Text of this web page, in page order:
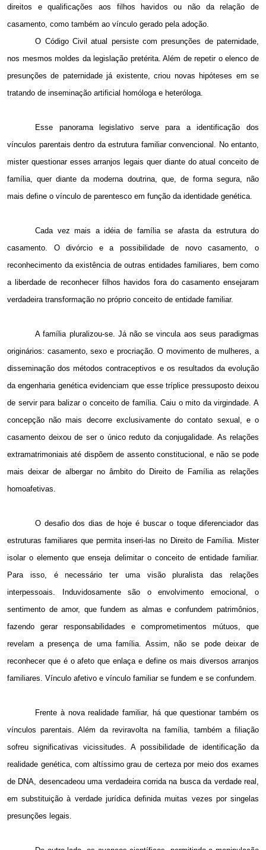
direitos e qualificações aos filhos havidos ou não da relação de
casamento, como também ao vínculo gerado pela adoção.
O Código Civil atual persiste com presunções de paternidade,
nos mesmos moldes da legislação pretérita. Além de repetir o elenco de
presunções de paternidade já existente, criou novas hipóteses em se
tratando de inseminação artificial homóloga e heteróloga.
Esse panorama legislativo serve para a identificação dos
vínculos parentais dentro da estrutura familiar convencional. No entanto,
mister questionar esses arranjos legais quer diante do atual conceito de
família, quer diante da moderna doutrina, que, de forma segura, não
mais define o vínculo de parentesco em função da identidade genética.
Cada vez mais a idéia de família se afasta da estrutura do
casamento. O divórcio e a possibilidade de novo casamento, o
reconhecimento da existência de outras entidades familiares, bem como
a liberdade de reconhecer filhos havidos fora do casamento ensejaram
verdadeira transformação no próprio conceito de entidade familiar.
A família pluralizou-se. Já não se vincula aos seus paradigmas
originários: casamento, sexo e procriação. O movimento de mulheres, a
disseminação dos métodos contraceptivos e os resultados da evolução
da engenharia genética evidenciam que esse tríplice pressuposto deixou
de servir para balizar o conceito de família. Caiu o mito da virgindade. A
concepção não mais decorre exclusivamente do contato sexual, e o
casamento deixou de ser o único reduto da conjugalidade. As relações
extramatrimoniais até dispõem de assento constitucional, e não se pode
mais deixar de albergar no âmbito do Direito de Família as relações
homoafetivas.
O desafio dos dias de hoje é buscar o toque diferenciador das
estruturas familiares que permita inseri-las no Direito de Família. Mister
isolar o elemento que enseja delimitar o conceito de entidade familiar.
Para isso, é necessário ter uma visão pluralista das relações
interpessoais. Induvidosamente são o envolvimento emocional, o
sentimento de amor, que fundem as almas e confundem patrimônios,
fazendo gerar responsabilidades e comprometimentos mútuos, que
revelam a presença de uma família. Assim, não se pode deixar de
reconhecer que é o afeto que enlaça e define os mais diversos arranjos
familiares. Vínculo afetivo e vínculo familiar se fundem e se confundem.
Frente à nova realidade familiar, há que questionar também os
vínculos parentais. Além da reviravolta na família, também a filiação
sofreu significativas vicissitudes. A possibilidade de identificação da
realidade genética, com altíssimo grau de certeza por meio dos exames
de DNA, desencadeou uma verdadeira corrida na busca da verdade real,
em substituição à verdade jurídica definida muitas vezes por singelas
presunções legais.